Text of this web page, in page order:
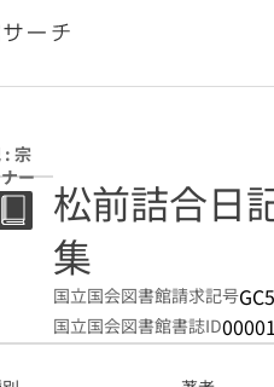
: 宗
ー
松前詰合日
集
国立国会図書館請求記号
国立国会図書館書誌ID